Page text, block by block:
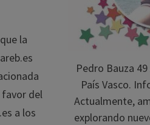
la
favor del
a los
Pedro Bauza
País Vasco.
Actualmente,
explorando